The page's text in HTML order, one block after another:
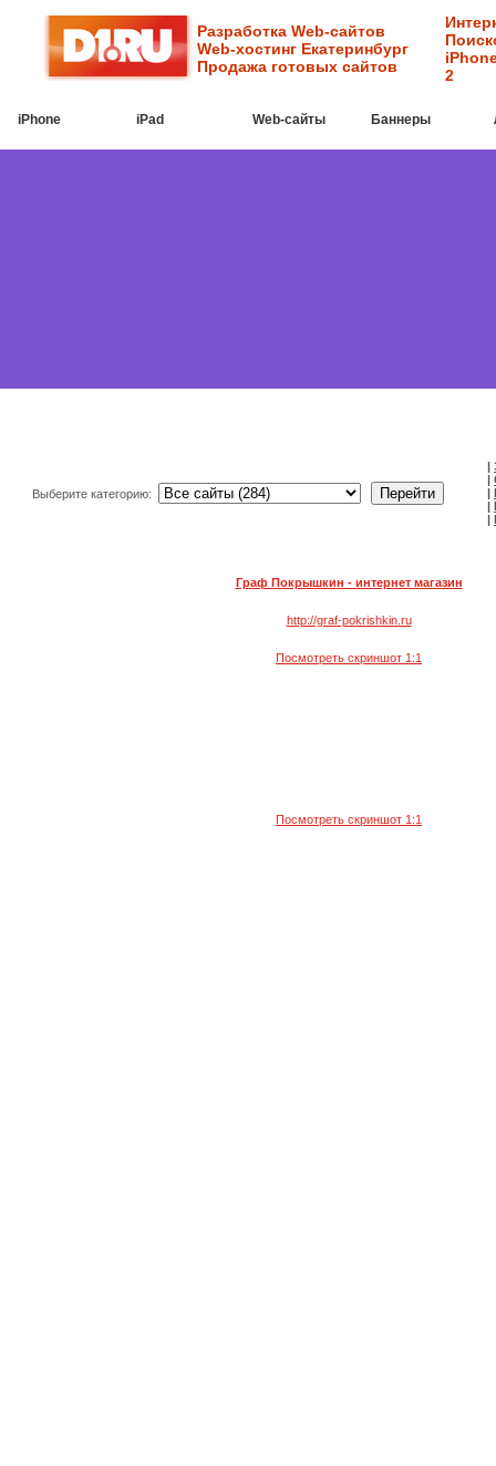
Разработка Web-сайтов
Web-хостинг Екатеринбург
Продажа готовых сайтов
2
iPhone iPad Web-cайты Баннеры
Выберите категорию:
|
|
|
|
|
Граф Покрышкин - интернет магазин
http://graf-pokrishkin.ru
Посмотреть скриншот 1:1
Посмотреть скриншот 1:1